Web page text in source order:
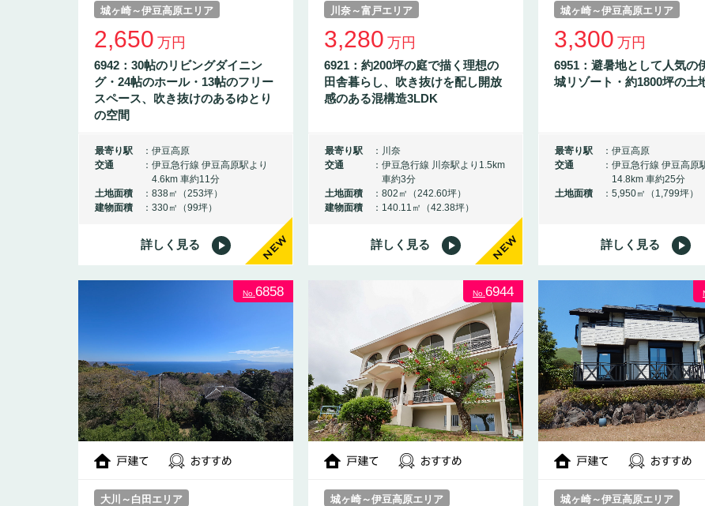
城ヶ崎～伊豆高原エリア
2,650 万円
6942：30帖のリビングダイニン
グ・24帖のホール・13帖のフリー
スペース、吹き抜けのあるゆとり
の空間
最寄り駅
伊豆高原
交通
伊豆急行線 伊豆高原駅より
4.6km 車約11分
土地面積
838㎡（253坪）
建物面積
330㎡（99坪）
詳しく見る
川奈～富戸エリア
3,280 万円
6921：約200坪の庭で描く理想の
田舎暮らし、吹き抜けを配し開放
感のある混構造3LDK
最寄り駅
川奈
交通
伊豆急行線 川奈駅より1.5km
車約3分
土地面積
802㎡（242.60坪）
建物面積
140.11㎡（42.38坪）
詳しく見る
城ヶ崎～伊豆高原エリア
3,300 万円
6951：避暑地として人気の
城リゾート・約1800坪の土
最寄り駅
伊豆高原
交通
伊豆急行線 伊豆高原
14.8km 車約25分
土地面積
5,950㎡（1,799坪）
詳しく見る
No. 6858
大川～白田エリア
No. 6944
城ヶ崎～伊豆高原エリア 城ヶ崎～伊豆高原エリア